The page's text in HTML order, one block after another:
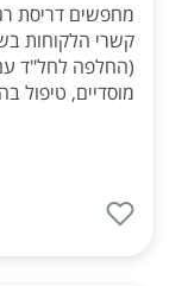
מחפשים דריסת
קשרי הלקוחות
(החלפה לחל"ד
מוסדיים, טיפול